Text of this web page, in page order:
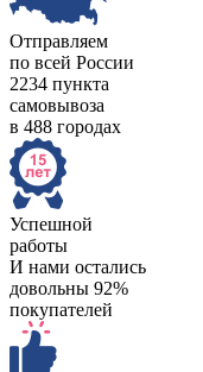
Отправляем
по всей России
2234 пункта
самовывоза
в 488 городах
Успешной
работы
И нами остались
довольны 92%
покупателей